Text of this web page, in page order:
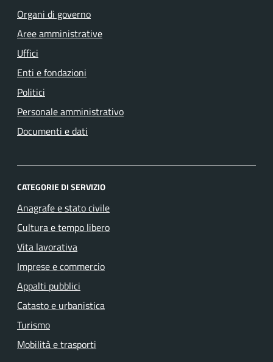
Organi di governo
Aree amministrative
Uffici
Enti e fondazioni
Politici
Personale amministrativo
Documenti e dati
CATEGORIE DI SERVIZIO
Anagrafe e stato civile
Cultura e tempo libero
Vita lavorativa
Imprese e commercio
Appalti pubblici
Catasto e urbanistica
Turismo
Mobilità e trasporti